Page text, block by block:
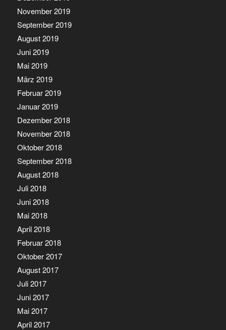
November 2019
September 2019
August 2019
Juni 2019
Mai 2019
März 2019
Februar 2019
Januar 2019
Dezember 2018
November 2018
Oktober 2018
September 2018
August 2018
Juli 2018
Juni 2018
Mai 2018
April 2018
Februar 2018
Oktober 2017
August 2017
Juli 2017
Juni 2017
Mai 2017
April 2017